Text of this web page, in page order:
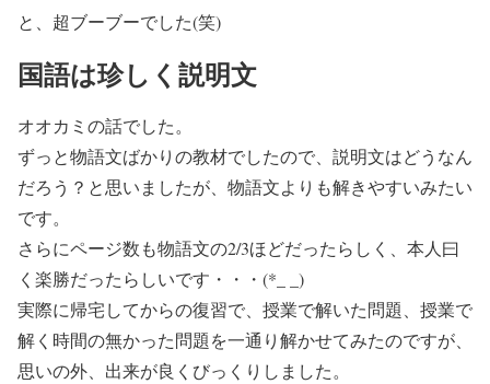
と、超ブーブーでした(笑)
国語は珍しく説明文
オオカミの話でした。
ずっと物語文ばかりの教材でしたので、説明文はどうなん
だろう？と思いましたが、物語文よりも解きやすいみたい
です。
さらにページ数も物語文の2/3ほどだったらしく、本人曰
く楽勝だったらしいです・・・(*_ _)
実際に帰宅してからの復習で、授業で解いた問題、授業で
解く時間の無かった問題を一通り解かせてみたのですが、
思いの外、出来が良くびっくりしました。